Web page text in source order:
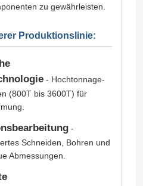
zu gewährleisten.
Produktionslinie:
- Hochtonnage-
(800T bis 3600T) für
-
Schneiden, Bohren und
Abmessungen.